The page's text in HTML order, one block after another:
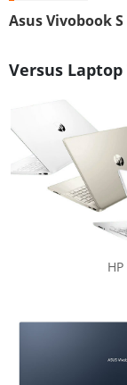
Asus Vivobook S
Versus